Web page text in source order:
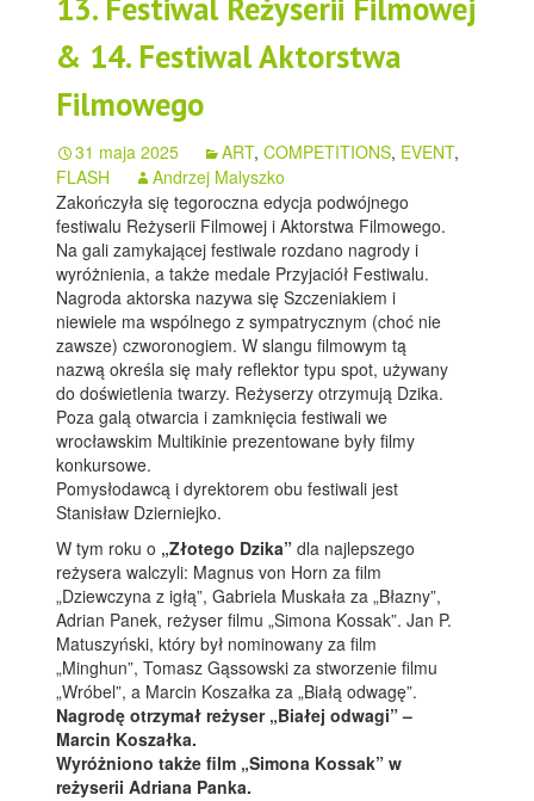
13. Festiwal Reżyserii Filmowej
& 14. Festiwal Aktorstwa
Filmowego
31 maja 2025 ART,COMPETITIONS, EVENT,
FLASH
Andrzej Malyszko
Zakończyła się tegoroczna edycja podwójnego
festiwalu Reżyserii Filmowej i Aktorstwa Filmowego.
Na gali zamykającej festiwale rozdano nagrody i
wyróżnienia, a także medale Przyjaciół Festiwalu.
Nagroda aktorska nazywa się Szczeniakiem i
niewiele ma wspólnego z sympatrycznym (choć nie
zawsze) czworonogiem. W slangu filmowym tą
nazwą określa się mały reflektor typu spot, używany
do doświetlenia twarzy. Reżyserzy otrzymują Dzika.
Poza galą otwarcia i zamknięcia festiwali we
wrocławskim Multikinie prezentowane były filmy
konkursowe.
Pomysłodawcą i dyrektorem obu festiwali jest
Stanisław Dzierniejko.
W tym roku o „Złotego Dzika” dla najlepszego
reżysera walczyli: Magnus von Horn za film
„Dziewczyna z igłą”, Gabriela Muskała za „Błazny”,
Adrian Panek, reżyser filmu „Simona Kossak”. Jan P.
Matuszyński, który był nominowany za film
„Minghun”, Tomasz Gąssowski za stworzenie filmu
„Wróbel”, a Marcin Koszałka za „Białą odwagę”.
Nagrodę otrzymał reżyser „Białej odwagi” –
Marcin Koszałka.
Wyróżniono także film „Simona Kossak” w
reżyserii Adriana Panka.